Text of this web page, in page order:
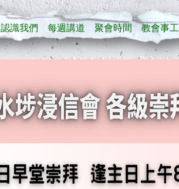
認識我們 每週講道 聚會時間 教會事工